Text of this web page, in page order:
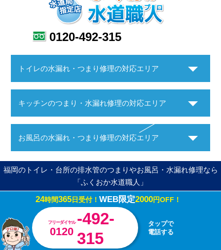
0120-492-315
トイレの水漏れ・つまり修理の対応エリア
キッチンのつまり・水漏れ修理の対応エリア
お風呂の水漏れ・つまり修理の対応エリア
福岡のトイレ・台所の排水管のつまりやお風呂・水漏れ修理なら
「ふくおか水道職人」
Copyright ©ふくおか水道職人. All Rights Reserved.
24時間365日受付！ WEB限定2000円OFF！
フリーダイヤル
0120
-492-
315
タップで
電話する